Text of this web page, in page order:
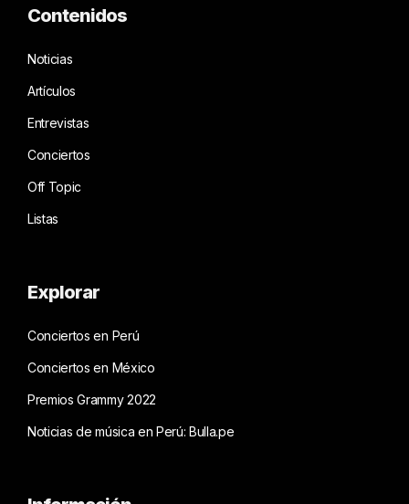
Contenidos
Noticias
Artículos
Entrevistas
Conciertos
Off Topic
Listas
Explorar
Conciertos en Perú
Conciertos en México
Premios Grammy 2022
Noticias de música en Perú: Bulla.pe